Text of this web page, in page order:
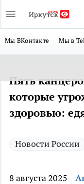
Мы ВКонтакте Мы в
Пять
которые
здоровью:
Новости России
8 августа 2025